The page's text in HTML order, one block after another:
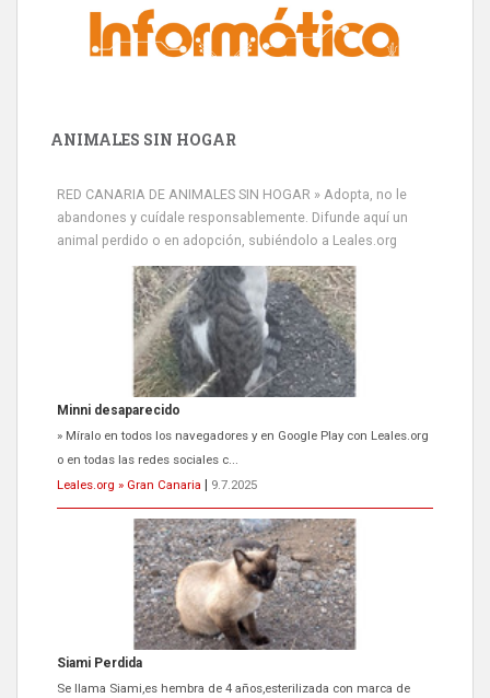
ANIMALES SIN HOGAR
RED CANARIA DE ANIMALES SIN HOGAR » Adopta, no le
abandones y cuídale responsablemente. Difunde aquí un
animal perdido o en adopción, subiéndolo a Leales.org
Minni desaparecido
» Míralo en todos los navegadores y en Google Play con Leales.org
o en todas las redes sociales c...
Leales.org » Gran Canaria
9.7.2025
Siami Perdida
Se llama Siami,es hembra de 4 años,esterilizada con marca de